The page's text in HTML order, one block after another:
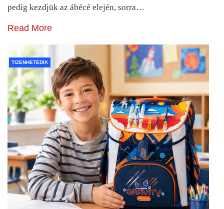
pedig kezdjük az ábécé elején, sorra…
Read More
TIZENHETEDIK